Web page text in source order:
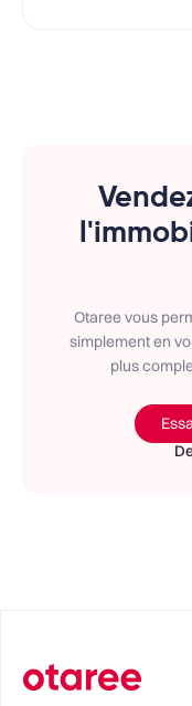
Otaree vous
simplement en
plus